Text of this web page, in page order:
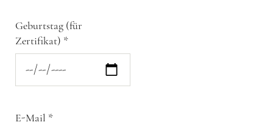
Geburtstag (für
Zertifikat) *
E-Mail *